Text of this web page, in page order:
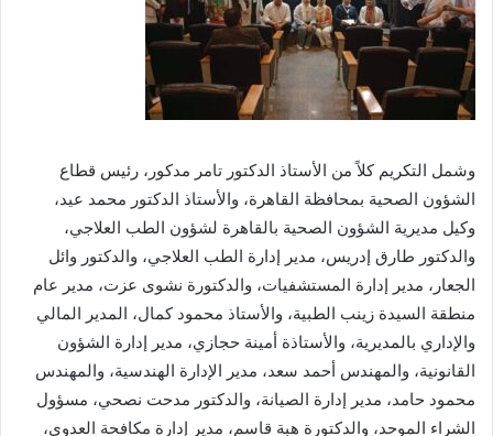
وشمل التكريم كلاً من الأستاذ الدكتور تامر مدكور، رئيس قطاع
الشؤون الصحية بمحافظة القاهرة، والأستاذ الدكتور محمد عيد،
وكيل مديرية الشؤون الصحية بالقاهرة لشؤون الطب العلاجي،
والدكتور طارق إدريس، مدير إدارة الطب العلاجي، والدكتور وائل
الجعار، مدير إدارة المستشفيات، والدكتورة نشوى عزت، مدير عام
منطقة السيدة زينب الطبية، والأستاذ محمود كمال، المدير المالي
والإداري بالمديرية، والأستاذة أمينة حجازي، مدير إدارة الشؤون
القانونية، والمهندس أحمد سعد، مدير الإدارة الهندسية، والمهندس
محمود حامد، مدير إدارة الصيانة، والدكتور مدحت نصحي، مسؤول
الشراء الموحد، والدكتورة هبة قاسم، مدير إدارة مكافحة العدوى،